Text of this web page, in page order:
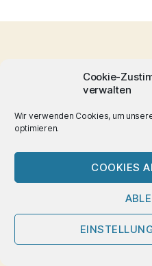
Cookie-
verwalten
Wir verwenden Cookies, um
optimieren.
COOKIES